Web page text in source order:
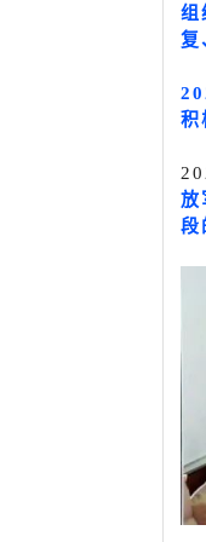
组
复
积
放
段